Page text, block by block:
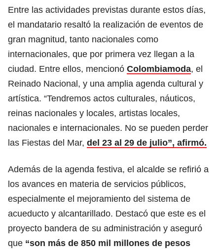
Entre las actividades previstas durante estos días,
el mandatario resaltó la realización de eventos de
gran magnitud, tanto nacionales como
internacionales, que por primera vez llegan a la
ciudad. Entre ellos, mencionó Colombiamoda, el
Reinado Nacional, y una amplia agenda cultural y
artística. “Tendremos actos culturales, náuticos,
reinas nacionales y locales, artistas locales,
nacionales e internacionales. No se pueden perder
las Fiestas del Mar, del 23 al 29 de julio”, afirmó.
Además de la agenda festiva, el alcalde se refirió a
los avances en materia de servicios públicos,
especialmente el mejoramiento del sistema de
acueducto y alcantarillado. Destacó que este es el
proyecto bandera de su administración y aseguró
que “son más de 850 mil millones de pesos